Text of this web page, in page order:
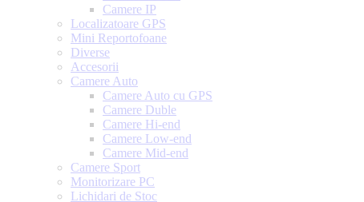
Camere IP
Localizatoare GPS
Mini Reportofoane
Diverse
Accesorii
Camere Auto
Camere Auto cu GPS
Camere Duble
Camere Hi-end
Camere Low-end
Camere Mid-end
Camere Sport
Monitorizare PC
Lichidari de Stoc